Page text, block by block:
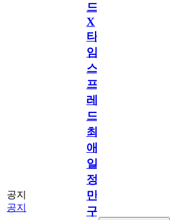
공지
공지
드
X
타
임
스
프
레
드]
최
애
일
정
만
구